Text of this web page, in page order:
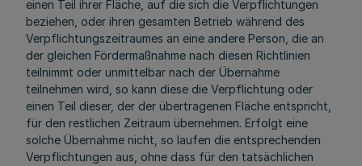
einen Teil ihrer Fläche, auf die sich die Verpflichtungen
beziehen, oder ihren gesamten Betrieb während des
Verpflichtungszeitraumes an eine andere Person, die an
der gleichen Fördermaßnahme nach diesen Richtlinien
teilnimmt oder unmittelbar nach der Übernahme
teilnehmen wird, so kann diese die Verpflichtung oder
einen Teil dieser, der der übertragenen Fläche entspricht,
für den restlichen Zeitraum übernehmen. Erfolgt eine
solche Übernahme nicht, so laufen die entsprechenden
Verpflichtungen aus, ohne dass für den tatsächlichen